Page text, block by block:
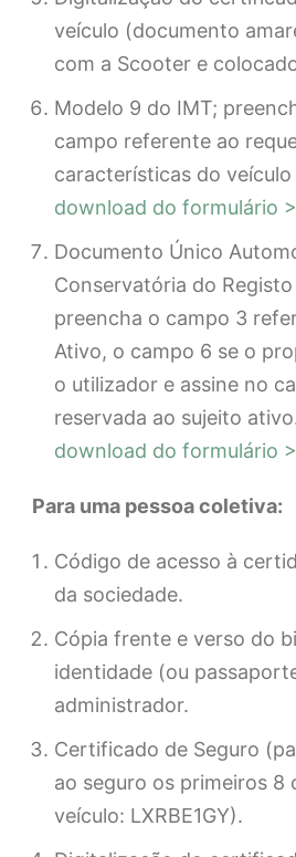
veículo (documento
com a Scooter e
Modelo 9 do IMT;
campo referente ao
características do veículo
download do formulário
Documento Único
Conservatória do
preencha o campo 3
Ativo, o campo 6 se o
o utilizador e assine no
reservada ao sujeito
download do formulário
Para uma pessoa coletiva:
Código de acesso à
da sociedade.
Cópia frente e verso do
identidade (ou
administrador.
Certificado de Seguro
ao seguro os primeiros 8
veículo: LXRBE1GY).